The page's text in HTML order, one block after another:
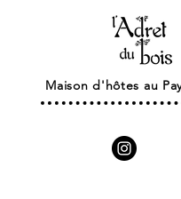
Maison d'hôtes au